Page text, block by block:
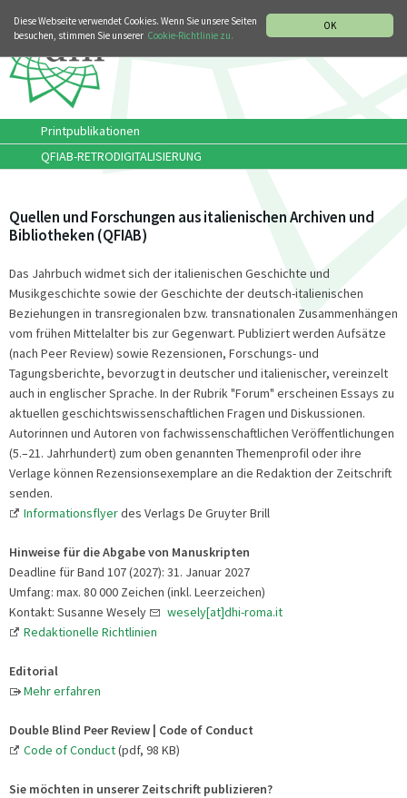
OK
Diese Webseite verwendet Cookies. Wenn Sie unsere Seiten
besuchen, stimmen Sie unserer Cookie-Richtlinie zu.
Printpublikationen
QFIAB-RETRODIGITALISIERUNG
Quellen und Forschungen aus italienischen Archiven und
Bibliotheken (QFIAB)
Das Jahrbuch widmet sich der italienischen Geschichte und
Musikgeschichte sowie der Geschichte der deutsch-italienischen
Beziehungen in transregionalen bzw. transnationalen Zusammenhängen
vom frühen Mittelalter bis zur Gegenwart. Publiziert werden Aufsätze
(nach Peer Review) sowie Rezensionen, Forschungs- und
Tagungsberichte, bevorzugt in deutscher und italienischer, vereinzelt
auch in englischer Sprache. In der Rubrik "Forum" erscheinen Essays zu
aktuellen geschichtswissenschaftlichen Fragen und Diskussionen.
Autorinnen und Autoren von fachwissenschaftlichen Veröffentlichungen
(5.–21. Jahrhundert) zum oben genannten Themenprofil oder ihre
Verlage können Rezensionsexemplare an die Redaktion der Zeitschrift
senden.
Informationsflyerdes Verlags De Gruyter Brill
Hinweise für die Abgabe von Manuskripten
Deadline für Band 107 (2027): 31. Januar 2027
Umfang: max. 80 000 Zeichen (inkl. Leerzeichen)
Kontakt: Susanne Wesely
wesely[at]dhi-roma.it
Redaktionelle Richtlinien
Editorial
Mehr erfahren
Double Blind Peer Review | Code of Conduct
Code of Conduct(pdf, 98 KB)
Sie möchten in unserer Zeitschrift publizieren?